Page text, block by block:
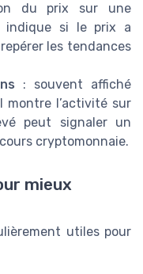
du prix sur une
indique si le prix a
les tendances
: souvent affiché
montre l’activité sur
peut signaler un
cryptomonnaie.
mieux
utiles pour